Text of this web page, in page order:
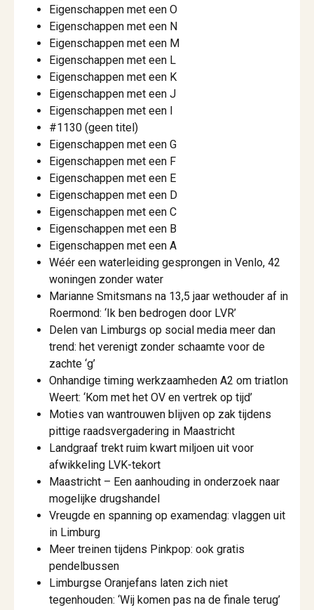
Eigenschappen met een O
Eigenschappen met een N
Eigenschappen met een M
Eigenschappen met een L
Eigenschappen met een K
Eigenschappen met een J
Eigenschappen met een I
#1130 (geen titel)
Eigenschappen met een G
Eigenschappen met een F
Eigenschappen met een E
Eigenschappen met een D
Eigenschappen met een C
Eigenschappen met een B
Eigenschappen met een A
Wéér een waterleiding gesprongen in Venlo, 42
woningen zonder water
Marianne Smitsmans na 13,5 jaar wethouder af in
Roermond: ‘Ik ben bedrogen door LVR’
Delen van Limburgs op social media meer dan
trend: het verenigt zonder schaamte voor de
zachte ‘g’
Onhandige timing werkzaamheden A2 om triatlon
Weert: ‘Kom met het OV en vertrek op tijd’
Moties van wantrouwen blijven op zak tijdens
pittige raadsvergadering in Maastricht
Landgraaf trekt ruim kwart miljoen uit voor
afwikkeling LVK-tekort
Maastricht – Een aanhouding in onderzoek naar
mogelijke drugshandel
Vreugde en spanning op examendag: vlaggen uit
in Limburg
Meer treinen tijdens Pinkpop: ook gratis
pendelbussen
Limburgse Oranjefans laten zich niet
tegenhouden: ‘Wij komen pas na de finale terug’